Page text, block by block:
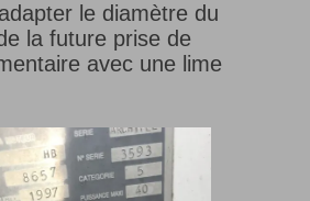
adapter le diamètre du
la future prise de
avec une lime